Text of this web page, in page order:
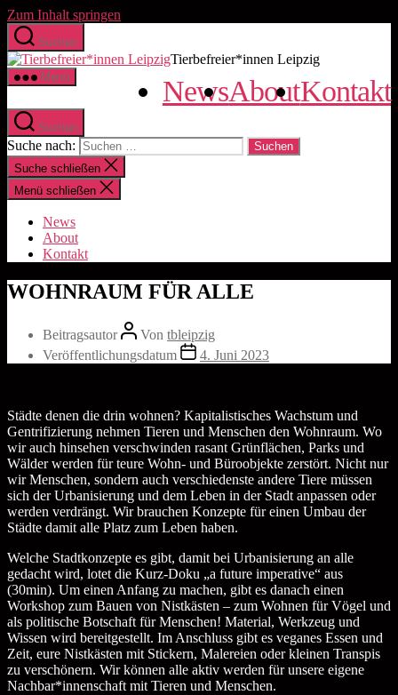
Zum Inhalt springen
Suchen
Tierbefreier*innen Leipzig
Menü NewsAboutKontakt
Suchen
Suche nach:
Suche schließen
Menü schließen
News
About
Kontakt
WOHNRAUM FÜR ALLE
Beitragsautor Von tbleipzig
Veröffentlichungsdatum
4. Juni 2023
Städte denen die drin wohnen? Kapitalistisches Wachstum und
Gentrifizierung nehmen Tieren und Menschen den Wohnraum. Wo
wir auch hinsehen verschwinden rasant Grünflächen, Parks und
Wälder werden für teure Wohn- und Büroobjekte zerstört. Nicht nur
wir Menschen, sondern auch verschiedenste andere Tiere müssen
sich der Urbanisierung und dem Leben in der Stadt anpassen oder
werden verdrängt. Wir brauchen Konzepte für einen Umbau der
Städte damit alle Platz zum Leben haben.
Welche Stadtkonzepte es gibt, damit bei Urbanisierung an alle
gedacht wird, lotet die Kurz-Doku „a future imperative“ aus
(30min). Um einen Anfang zu machen, gibt es danach einen
Workshop zum Bauen von Nistkästen – zum Wohnen für Vögel und
als politische Botschaft für Menschen! Material, Werkzeug und
Wissen wird bereitgestellt. Im Anschluss gibt es veganes Essen und
Zeit, eure Nistkästen mit Stickern, Malereien oder kleinen Transpis
zu verschönern. Wir können alle aktiv werden für unsere eigene
Nachbar*innenschaft mit Tieren und Menschen.